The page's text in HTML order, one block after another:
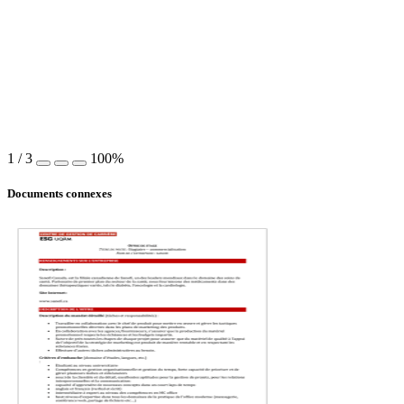
1 /3 100%
Documents connexes